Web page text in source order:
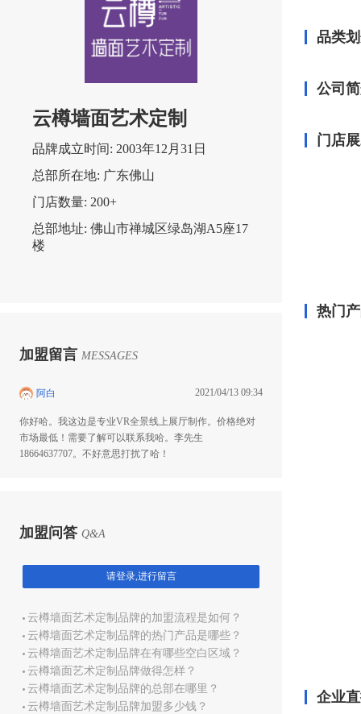
云樽墙面艺术定制
品牌成立时间: 2003年12月31日
总部所在地: 广东佛山
门店数量: 200+
总部地址: 佛山市禅城区绿岛湖A5座17
楼
加盟留言 MESSAGES
阿白 2021/04/13 09:34
你好哈。我这边是专业VR全景线上展厅制作。价格绝对
市场最低！需要了解可以联系我哈。李先生
18664637707。不好意思打扰了哈！
加盟问答 Q&A
请登录,进行留言
云樽墙面艺术定制品牌的加盟流程是如何？
云樽墙面艺术定制品牌的热门产品是哪些？
云樽墙面艺术定制品牌在有哪些空白区域？
云樽墙面艺术定制品牌做得怎样？
云樽墙面艺术定制品牌的总部在哪里？
云樽墙面艺术定制品牌加盟多少钱？
品类
公司
门店
热门
企业